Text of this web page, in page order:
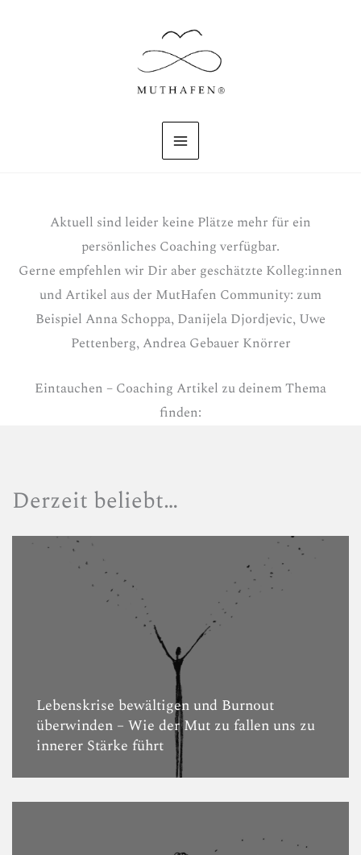
Aktuell sind leider keine Plätze mehr für ein
persönliches Coaching verfügbar.
Gerne empfehlen wir Dir aber geschätzte Kolleg:innen
und Artikel aus der MutHafen Community: zum
Beispiel Anna Schoppa, Danijela Djordjevic, Uwe
Pettenberg, Andrea Gebauer Knörrer
Eintauchen – Coaching Artikel zu deinem Thema
finden:
Derzeit beliebt…
Lebenskrise bewältigen und Burnout
überwinden – Wie der Mut zu fallen uns zu
innerer Stärke führt